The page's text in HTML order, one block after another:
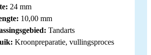
24 mm
10,00 mm
Tandarts
Kroonpreparatie, vullingsproces